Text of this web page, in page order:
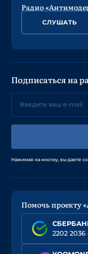
Радио
СЛУШАТЬ
Подписаться на
Нажимая на кнопку, вы даете
Помочь проекту
2202